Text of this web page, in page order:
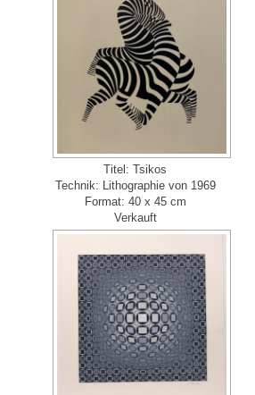
Titel: Tsikos
Technik: Lithographie von 1969
Format: 40 x 45 cm
Verkauft